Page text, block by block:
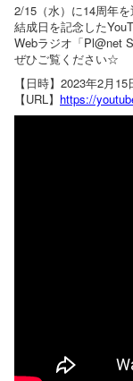
2/15（水）に14周年
結成日を記念した
Webラジオ「Pl@net
ぜひご覧ください☆
【日時】2023年2月
【URL】 https://